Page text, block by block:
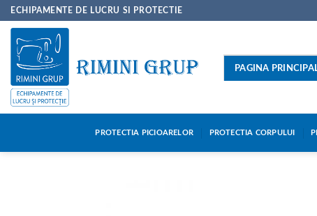
Skip
content
ECHIPAMENTE DE LUCRU SI PROTECTIE
PAGINA
PROTECTIA PICIOARELOR PROTECTIA CORPULUI